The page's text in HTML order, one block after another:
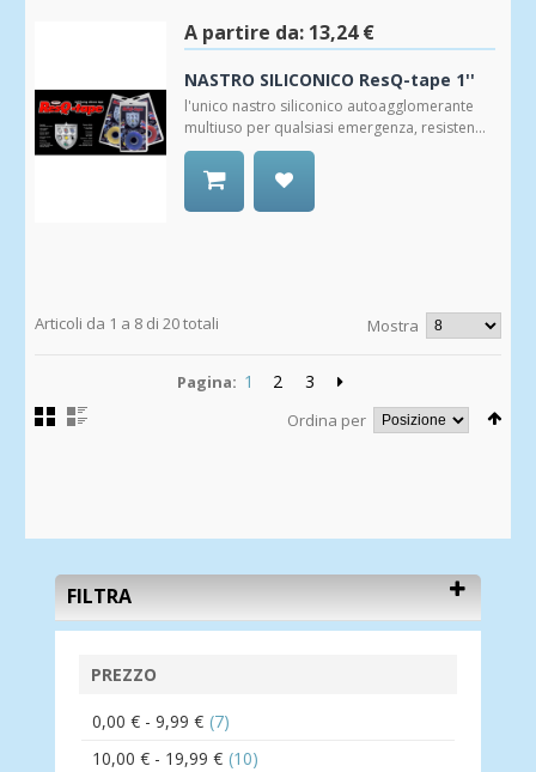
A partire da: 13,24 €
NASTRO SILICONICO ResQ-tape 1''
l'unico nastro siliconico autoagglomerante
multiuso per qualsiasi emergenza, resisten...
Articoli da 1 a 8 di 20 totali Mostra
Pagina: 1 2 3
Ordina per
FILTRA
PREZZO
0,00 € - 9,99 € (7)
10,00 € - 19,99 € (10)